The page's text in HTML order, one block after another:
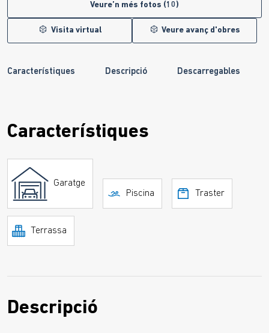
Veure’n més fotos (10)
Visita virtual Veure avanç d'obres
Característiques Descripció Descarregables
Característiques
Garatge
Piscina
Traster
Terrassa
Descripció